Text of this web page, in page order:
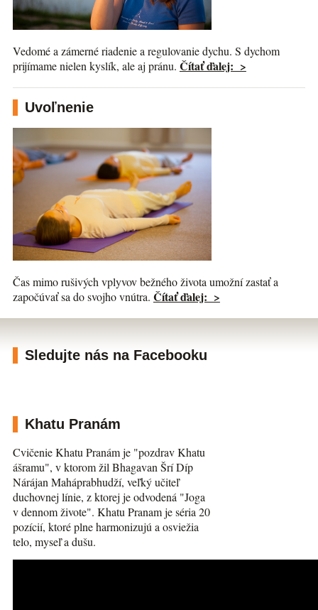
Vedomé a zámerné riadenie a regulovanie dychu. S dychom
prijímame nielen kyslík, ale aj pránu. Čítať ďalej: >
Uvoľnenie
Čas mimo rušivých vplyvov bežného života umožní zastať a
započúvať sa do svojho vnútra. Čítať ďalej: >
Sledujte nás na Facebooku
Khatu Pranám
Cvičenie Khatu Pranám je "pozdrav Khatu
ášramu", v ktorom žil Bhagavan Šrí Díp
Nárájan Maháprabhudží, veľký učiteľ
duchovnej línie, z ktorej je odvodená "Joga
v dennom živote". Khatu Pranam je séria 20
pozícií, ktoré plne harmonizujú a osviežia
telo, myseľ a dušu.